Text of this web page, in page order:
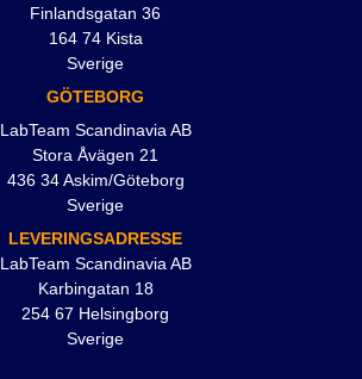
Finlandsgatan 36
164 74 Kista
Sverige
GÖTEBORG
LabTeam Scandinavia AB
Stora Åvägen 21
436 34 Askim/Göteborg
Sverige
LEVERINGSADRESSE
LabTeam Scandinavia AB
Karbingatan 18
254 67 Helsingborg
Sverige